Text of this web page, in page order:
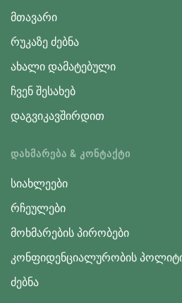
მთავარი
რუკაზე ძებნა
ახალი დამატებული
ჩვენ შესახებ
დაგვიკავშირდით
ᲓᲐᲮᲛᲐᲠᲔᲑᲐ & ᲙᲝᲜᲢᲐᲥᲢᲘ
სიახლეები
რჩეულები
მოხმარების პირობები
კონფიდენციალურობის
ძებნა